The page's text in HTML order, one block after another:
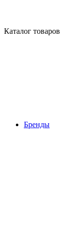
Каталог товаров
Бренды